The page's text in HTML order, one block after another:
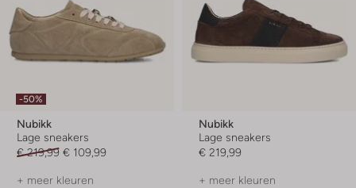
-50%
Nubikk
Lage sneakers
€ 219,99 € 109,99
+ meer kleuren
Nubikk
Lage sneakers
€ 219,99
+ meer kleuren